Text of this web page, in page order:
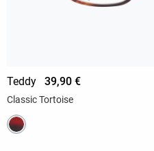
Teddy 39,90 €
Classic Tortoise